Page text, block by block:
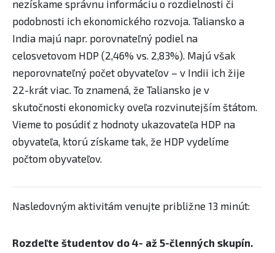
nezískame správnu informáciu o rozdielnosti či
podobnosti ich ekonomického rozvoja. Taliansko a
India majú napr. porovnateľný podiel na
celosvetovom HDP (2,46% vs. 2,83%). Majú však
neporovnateľný počet obyvateľov – v Indii ich žije
22-krát viac. To znamená, že Taliansko je v
skutočnosti ekonomicky oveľa rozvinutejším štátom.
Vieme to posúdiť z hodnoty ukazovateľa HDP na
obyvateľa, ktorú získame tak, že HDP vydelíme
počtom obyvateľov. ​​
Nasledovným aktivitám venujte približne 13 minút:
Rozdeľte študentov do 4- až 5-členných skupín.